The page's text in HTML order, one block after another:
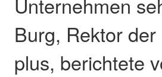
Unternehmen
Burg, Rektor
plus, berichtete